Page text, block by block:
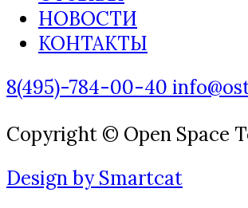
НОВОСТИ
КОНТАКТЫ
8(495)-784-00-40
Copyright © Open Space
Design by Smartcat